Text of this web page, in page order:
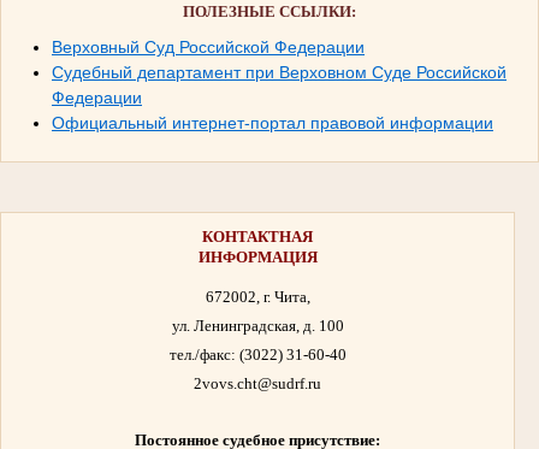
ПОЛЕЗНЫЕ ССЫЛКИ:
Верховный Суд Российской Федерации
Судебный департамент при Верховном Суде Российской
Федерации
Официальный интернет-портал правовой информации
КОНТАКТНАЯ
ИНФОРМАЦИЯ
672002, г. Чита,
ул. Ленинградская, д. 100
тел./факс: (3022) 31-60-40
2vovs.cht@sudrf.ru
Постоянное судебное присутствие: